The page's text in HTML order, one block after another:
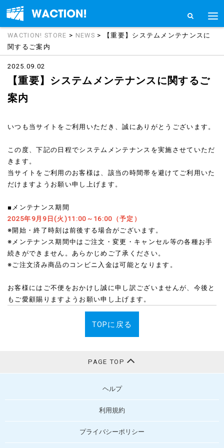
WACTION! STORE > NEWS > 【重要】システムメンテナンスに
関するご案内
2025.09.02
【重要】システムメンテナンスに関するご
案内
いつも当サイトをご利用いただき、誠にありがとうございます。
この度、下記の日程でシステムメンテナンスを実施させていただ
きます。
当サイトをご利用のお客様は、該当の時間帯を避けてご利用いた
だけますようお願い申し上げます。
■メンテナンス期間
2025年9月9日(火)11:00～16:00（予定）
※開始・終了時刻は前後する場合がございます。
※メンテナンス期間中はご注文・変更・キャンセル等の各種お手
続きができません。あらかじめご了承ください。
※ご注文済み商品のコンビニ入金は可能となります。
お客様にはご不便をおかけし誠に申し訳ございませんが、今後と
もご愛顧賜りますようお願い申し上げます。
TOPに戻る
PAGE TOP
ヘルプ
利用規約
プライバシーポリシー